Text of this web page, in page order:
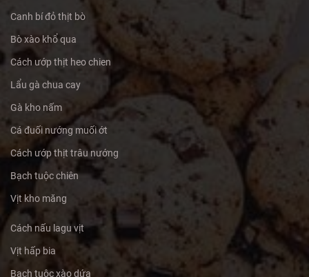
Canh bí đỏ thịt bò
Bò xào khổ qua
Cách ướp thịt heo chien
Lẩu gà chua cay
Gà kho nấm
Cá đuối nướng muối ớt
Cách ướp thịt trâu nướng
Bạch tuộc chiên
Vịt kho măng
Cách nấu lagu vịt
Vịt hấp bia
Bạch tuộc xào dứa